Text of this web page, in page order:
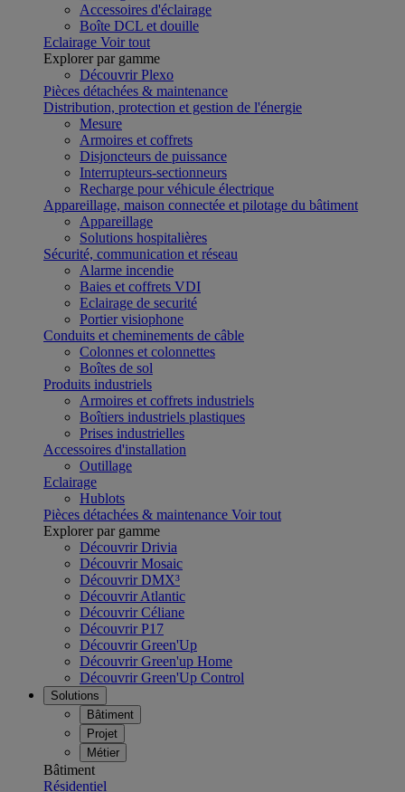
Accessoires d'éclairage
Boîte DCL et douille
Eclairage Voir tout
Explorer par gamme
Découvrir Plexo
Pièces détachées & maintenance
Distribution, protection et gestion de l'énergie
Mesure
Armoires et coffrets
Disjoncteurs de puissance
Interrupteurs-sectionneurs
Recharge pour véhicule électrique
Appareillage, maison connectée et pilotage du bâtiment
Appareillage
Solutions hospitalières
Sécurité, communication et réseau
Alarme incendie
Baies et coffrets VDI
Eclairage de securité
Portier visiophone
Conduits et cheminements de câble
Colonnes et colonnettes
Boîtes de sol
Produits industriels
Armoires et coffrets industriels
Boîtiers industriels plastiques
Prises industrielles
Accessoires d'installation
Outillage
Eclairage
Hublots
Pièces détachées & maintenance Voir tout
Explorer par gamme
Découvrir Drivia
Découvrir Mosaic
Découvrir DMX³
Découvrir Atlantic
Découvrir Céliane
Découvrir P17
Découvrir Green'Up
Découvrir Green'up Home
Découvrir Green'Up Control
Solutions
Bâtiment
Projet
Métier
Bâtiment
Résidentiel